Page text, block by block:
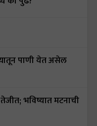
पाणी येत असेल
भविष्यात मटनाची